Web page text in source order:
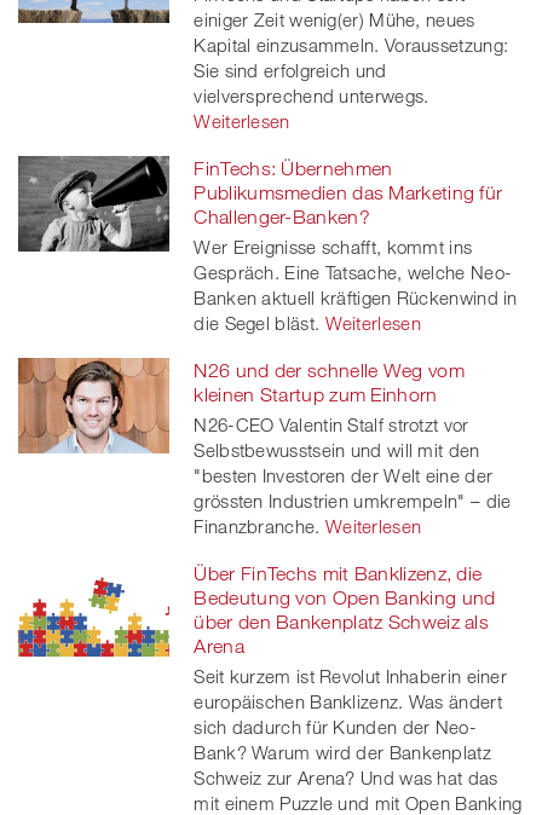
einiger Zeit wenig(er) Mühe, neues
Kapital einzusammeln. Voraussetzung:
Sie sind erfolgreich und
vielversprechend unterwegs.
Weiterlesen
FinTechs: Übernehmen
Publikumsmedien das Marketing für
Challenger-Banken?
Wer Ereignisse schafft, kommt ins
Gespräch. Eine Tatsache, welche Neo-
Banken aktuell kräftigen Rückenwind in
die Segel bläst. Weiterlesen
N26 und der schnelle Weg vom
kleinen Startup zum Einhorn
N26-CEO Valentin Stalf strotzt vor
Selbstbewusstsein und will mit den
"besten Investoren der Welt eine der
grössten Industrien umkrempeln" – die
Finanzbranche. Weiterlesen
Über FinTechs mit Banklizenz, die
Bedeutung von Open Banking und
über den Bankenplatz Schweiz als
Arena
Seit kurzem ist Revolut Inhaberin einer
europäischen Banklizenz. Was ändert
sich dadurch für Kunden der Neo-
Bank? Warum wird der Bankenplatz
Schweiz zur Arena? Und was hat das
mit einem Puzzle und mit Open Banking